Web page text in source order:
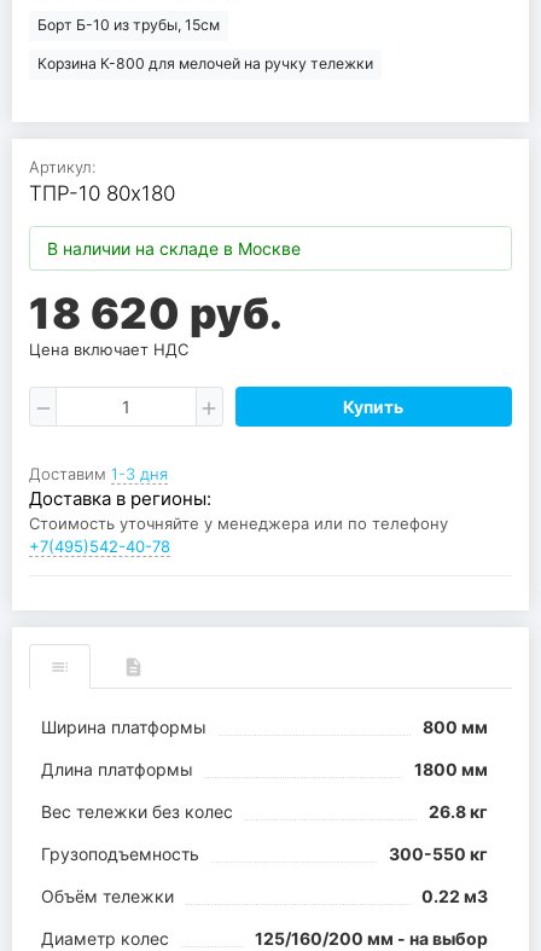
Борт Б-10 из трубы, 15см
Корзина К-800 для мелочей на ручку тележки
Артикул:
ТПР-10 80х180
В наличии на складе в Москве
18 620 руб.
Цена включает НДС
Купить
Доставим 1-3 дня
Доставка в регионы:
Стоимость уточняйте у менеджера или по телефону
+7(495)542-40-78
Ширина платформы 800 мм
Длина платформы 1800 мм
Вес тележки без колес 26.8 кг
Грузоподъемность 300-550 кг
Объём тележки 0.22 м3
Диаметр колес 125/160/200 мм - на выбор